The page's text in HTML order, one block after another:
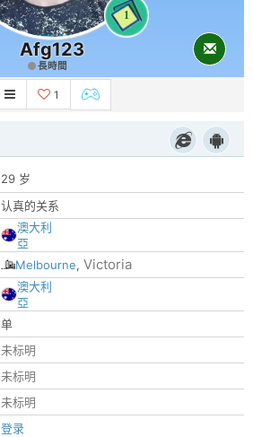
1
Afg123
長時間
1
29 岁
认真的关系
澳大利
亞
Melbourne, Victoria
澳大利
亞
单
未标明
未标明
未标明
登录